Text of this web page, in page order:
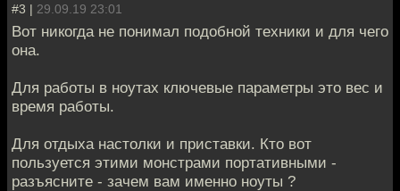
#3 | 29.09.19 23:01
Вот никогда не понимал подобной техники и для чего
она.
Для работы в ноутах ключевые параметры это вес и
время работы.
Для отдыха настолки и приставки. Кто вот
пользуется этими монстрами портативными -
разъясните - зачем вам именно ноуты ?